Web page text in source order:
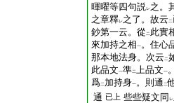
暉曜等四句説レ之。
之章釋レ之了。故云 二
鈔第一云。從 二 此實
來加持之相一。住心
那本地法身。次云 二
此品文一準二上品文一
爲二 加持身一。則通 二
通 已上 些些疑文同 レ